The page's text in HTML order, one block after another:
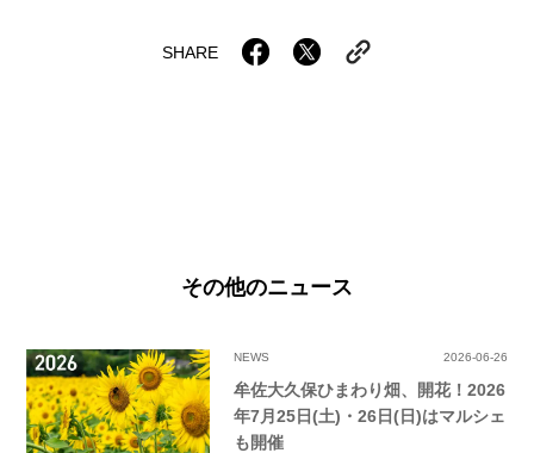
SHARE
その他のニュース
NEWS 2026-06-26
牟佐大久保ひまわり畑、開花！2026
年7月25日(土)・26日(日)はマルシェ
も開催